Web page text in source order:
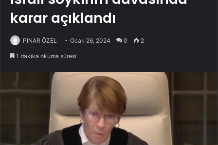
karar açıklandı
PINAR ÖZEL Ocak 26, 2024 0 2
1 dakika okuma süresi